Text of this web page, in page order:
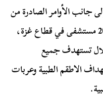
إلى جانب الأوامر الصادرة من
الجيش الاحتلال بإخلاء أكثر من 20 مستشفى في قطاع غزة،
تستهدف جميع
الاطقم الطبية وعربات